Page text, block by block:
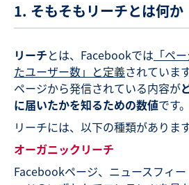
1. そもそもリーチとは何か
リーチとは、Facebookでは 「ペ
たユーザー数」と定義されていま
ページから発信されている内容が
に届いたかを知るための数値です。
リーチには、以下の種類があります
オーガニックリーチ
Facebookページ、ニュースフィ